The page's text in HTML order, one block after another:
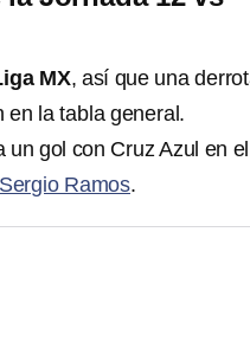
MX, así que una
la tabla general.
gol con Cruz Azul en el
Sergio Ramos.